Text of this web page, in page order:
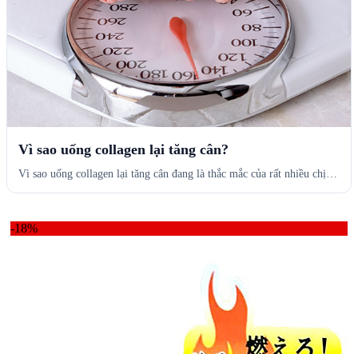
Vì sao uống collagen lại tăng cân?
Vì sao uống collagen lại tăng cân đang là thắc mắc của rất nhiều chị…
-18%